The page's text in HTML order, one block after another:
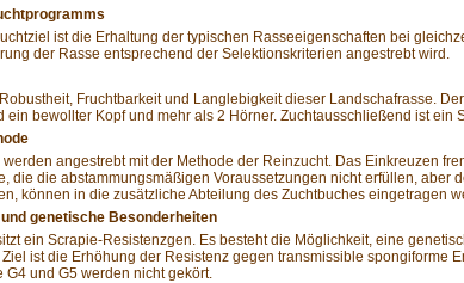
ist die Erhaltung der typischen Rasseeigenschaften bei
der Rasse entsprechend der Selektionskriterien angestrebt wird.
Fruchtbarkeit und Langlebigkeit dieser Landschafrasse.
ein bewollter Kopf und mehr als 2 Hörner. Zuchtausschließend ist ein
werden angestrebt mit der Methode der Reinzucht. Das Einkreuzen
die die abstammungsmäßigen Voraussetzungen nicht erfüllen, aber
können in die zusätzliche Abteilung des Zuchtbuches eingetragen
genetische Besonderheiten
ein Scrapie-Resistenzgen. Es besteht die Möglichkeit, eine
ist die Erhöhung der Resistenz gegen transmissible spongiforme
G4 und G5 werden nicht gekört.